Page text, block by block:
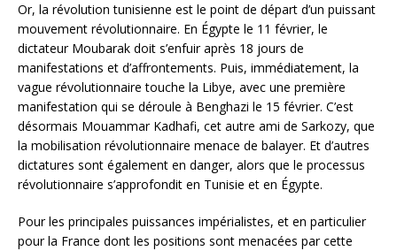
Or, la révolution tunisienne est le point de départ d’un puissant
mouvement révolutionnaire. En Égypte le 11 février, le
dictateur Moubarak doit s’enfuir après 18 jours de
manifestations et d’affrontements. Puis, immédiatement, la
vague révolutionnaire touche la Libye, avec une première
manifestation qui se déroule à Benghazi le 15 février. C’est
désormais Mouammar Kadhafi, cet autre ami de Sarkozy, que
la mobilisation révolutionnaire menace de balayer. Et d’autres
dictatures sont également en danger, alors que le processus
révolutionnaire s’approfondit en Tunisie et en Égypte.
Pour les principales puissances impérialistes, et en particulier
pour la France dont les positions sont menacées par cette